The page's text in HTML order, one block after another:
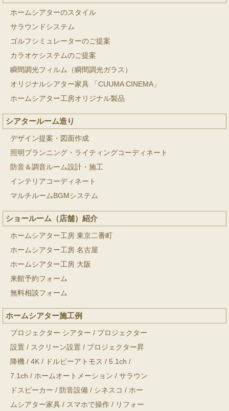
ホームシアターのスタイル
サラウンドシステム
ゴルフシミュレーターのご提案
カラオケシステムのご提案
瞬間調光フィルム（瞬間調光ガラス）
オリジナルシアター家具 「CUUMA CINEMA」
ホームシアター工房オリジナル製品
シアタールーム造り
デザイン提案・図面作成
照明プランニング・ライティングコーディネート
防音＆調音ルーム設計・施工
インテリアコーディネート
マルチルームBGMシステム
ショールーム（店舗）紹介
ホームシアター工房 東京二番町
ホームシアター工房 名古屋
ホームシアター工房 大阪
来館予約フォーム
無料相談フォーム
ホームシアター施工例
プロジェクター シアター / プロジェクター
設置 / スクリーン設置 / プロジェクター昇
降機 / 4K / ドルビーアトモス / 5.1ch /
7.1ch / ホームオートメーション / サラウン
ドスピーカー / 防音設備 / シネスコ / ホー
ムシアター家具 / スマホで操作 / リフォー